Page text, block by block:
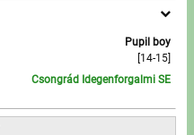
Pupil boy
[14-15]
Csongrád Idegenforgalmi SE